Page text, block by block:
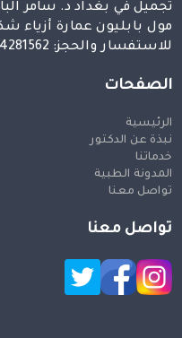
تجميل في بغداد د. سامر
للاستفسار والحجز: 07854281562 📱 .
الصفحات
الرئيسية
نبذة عن الدكتور
خدماتنا
المدونة الطبية
تواصل معنا
تواصل معنا